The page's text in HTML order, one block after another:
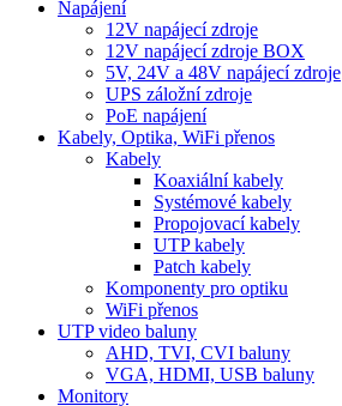
Napájení
12V napájecí zdroje
12V napájecí zdroje BOX
5V, 24V a 48V napájecí zdroje
UPS záložní zdroje
PoE napájení
Kabely, Optika, WiFi přenos
Kabely
Koaxiální kabely
Systémové kabely
Propojovací kabely
UTP kabely
Patch kabely
Komponenty pro optiku
WiFi přenos
UTP video baluny
AHD, TVI, CVI baluny
VGA, HDMI, USB baluny
Monitory